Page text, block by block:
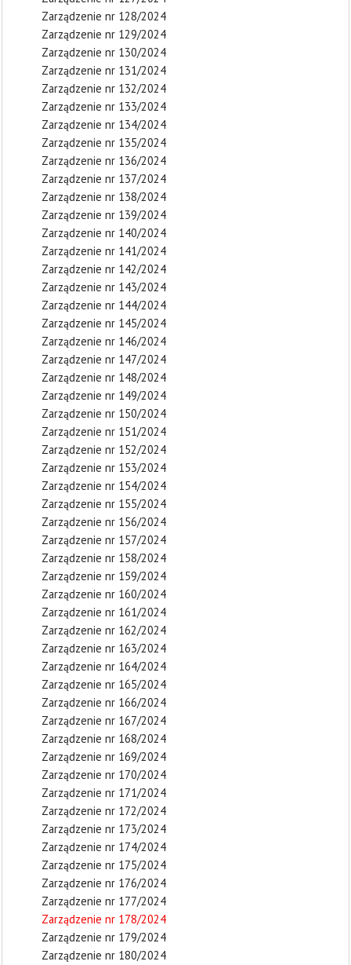
Zarządzenie nr 128/2024
Zarządzenie nr 129/2024
Zarządzenie nr 130/2024
Zarządzenie nr 131/2024
Zarządzenie nr 132/2024
Zarządzenie nr 133/2024
Zarządzenie nr 134/2024
Zarządzenie nr 135/2024
Zarządzenie nr 136/2024
Zarządzenie nr 137/2024
Zarządzenie nr 138/2024
Zarządzenie nr 139/2024
Zarządzenie nr 140/2024
Zarządzenie nr 141/2024
Zarządzenie nr 142/2024
Zarządzenie nr 143/2024
Zarządzenie nr 144/2024
Zarządzenie nr 145/2024
Zarządzenie nr 146/2024
Zarządzenie nr 147/2024
Zarządzenie nr 148/2024
Zarządzenie nr 149/2024
Zarządzenie nr 150/2024
Zarządzenie nr 151/2024
Zarządzenie nr 152/2024
Zarządzenie nr 153/2024
Zarządzenie nr 154/2024
Zarządzenie nr 155/2024
Zarządzenie nr 156/2024
Zarządzenie nr 157/2024
Zarządzenie nr 158/2024
Zarządzenie nr 159/2024
Zarządzenie nr 160/2024
Zarządzenie nr 161/2024
Zarządzenie nr 162/2024
Zarządzenie nr 163/2024
Zarządzenie nr 164/2024
Zarządzenie nr 165/2024
Zarządzenie nr 166/2024
Zarządzenie nr 167/2024
Zarządzenie nr 168/2024
Zarządzenie nr 169/2024
Zarządzenie nr 170/2024
Zarządzenie nr 171/2024
Zarządzenie nr 172/2024
Zarządzenie nr 173/2024
Zarządzenie nr 174/2024
Zarządzenie nr 175/2024
Zarządzenie nr 176/2024
Zarządzenie nr 177/2024
Zarządzenie nr 178/2024
Zarządzenie nr 179/2024
Zarządzenie nr 180/2024